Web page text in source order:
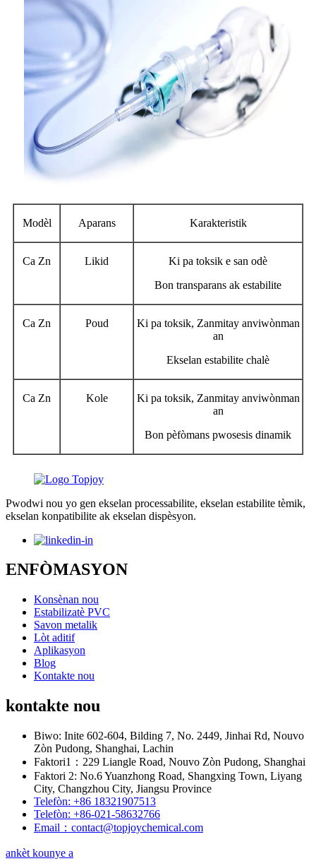
Modèl Aparans Karakteristik
Ca Zn Likid
Ki pa toksik e san odè
Bon transparans ak estabilite
Ca Zn Poud
Ki pa toksik, Zanmitay anviwònman
an
Ekselan estabilite chalè
Ca Zn Kole
Ki pa toksik, Zanmitay anviwònman
an
Bon pèfòmans pwosesis dinamik
Pwodwi nou yo gen ekselan processabilite, ekselan estabilite tèmik,
ekselan konpatibilite ak ekselan dispèsyon.
ENFÒMASYON
Konsènan nou
Estabilizatè PVC
Savon metalik
Lòt aditif
Aplikasyon
Blog
Kontakte nou
kontakte nou
Biwo: Inite 602-604, Bilding 7, No. 2449, Jinhai Rd, Nouvo
Zòn Pudong, Shanghai, Lachin
Faktori1：229 Liangle Road, Nouvo Zòn Pudong, Shanghai
Faktori 2: No.6 Yuanzhong Road, Shangxing Town, Liyang
City, Changzhou City, Jiangsu Province
Telefòn: +86 18321907513
Telefòn: +86-021-58632766
Email：contact@topjoychemical.com
ankèt kounye a